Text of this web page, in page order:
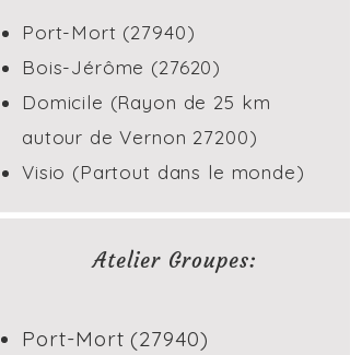
Port-Mort (27940)
Bois-Jérôme (27620)
Domicile (Rayon de 25 km
autour de Vernon 27200)
Visio (Partout dans le monde)
Atelier Groupes:
Port-Mort (27940)